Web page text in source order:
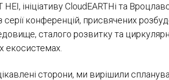
HEI, ініціативу CloudEARTHi та
конференцій, присвячених
сталого розвитку та
екосистемах.
сторони, ми вирішили